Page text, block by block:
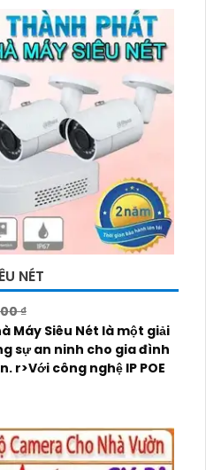
NÉT
₫
Máy Siêu Nét là một giải
sự an ninh cho gia đình